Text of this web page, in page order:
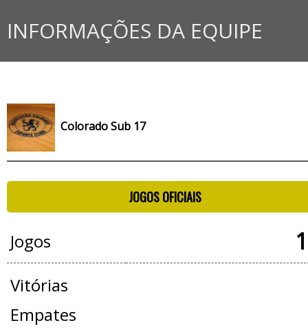
INFORMAÇÕES DA EQUIPE
Colorado Sub 17
JOGOS OFICIAIS
Jogos
Vitórias
Empates